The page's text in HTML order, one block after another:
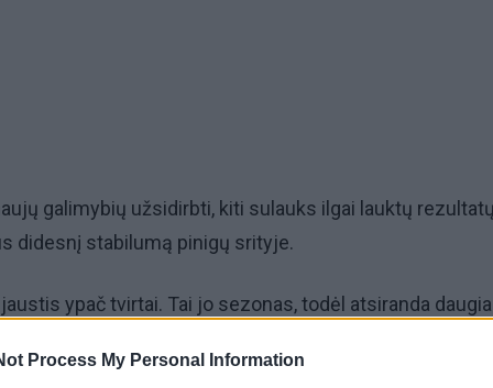
Process My Personal Information
galimybių užsidirbti, kiti sulauks ilgai lauktų
didesnį stabilumą pinigų srityje.
ypač tvirtai. Tai jo sezonas, todėl atsiranda
Galimi naudingi pasiūlymai, sėkmingi pirkiniai ar net